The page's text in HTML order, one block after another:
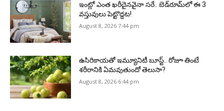
ఇంట్లో ఎంత ఖరీదైనవైనా సరే.. బెడ్‌రూమ్‌లో ఈ 3
వస్తువులు పెట్టొద్దట!
August 8, 2026 7:44 pm
ఉసిరికాయతో ఇమ్యూనిటీ బూస్ట్‌.. రోజూ తింటే
శరీరానికి ఏమవుతుందో తెలుసా?
August 8, 2026 6:44 pm